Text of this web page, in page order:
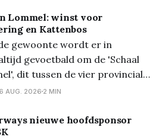
twijfel over bestaan. Maar
Lommel: winst voor
en Kattenbos
gewoonte wordt er in
gevoetbald om de 'Schaal
dit tussen de vier provinciale
clubs. Vanavond stonden op het
En daarbij kwam
uit tegen Grenstrappers
6 AUG. 2026 2 MIN
nieuwe hoofdsponsor